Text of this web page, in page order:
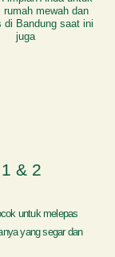
rumah mewah dan
di Bandung saat ini
juga
& 2
untuk melepas
yang segar dan